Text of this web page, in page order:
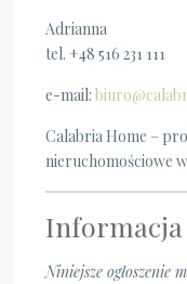
Adrianna
tel. +48 516 231 111
e-mail:
Calabria Home –
nieruchomościowe
Niniejsze ogłoszenie